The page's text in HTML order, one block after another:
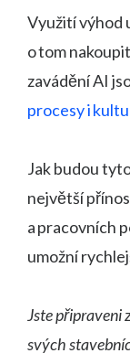
Využití výhod
o tom
zavádění AI
procesy i
Jak budou
největší
a pracovních
umožní
Jste připraveni
svých